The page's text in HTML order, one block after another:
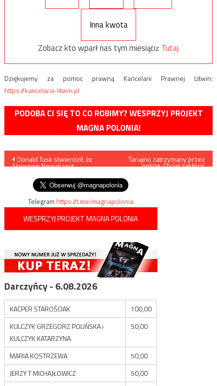
Inna kwota
Zobacz kto wparł nas tym miesiącu: Tutaj
Dziękujemy za pomoc prawną Kancelarii Prawnej Litwin:
https://kancelaria-litwin.pl
PODOBA CI SIĘ TO CO ROBIMY? WESPRZYJ PROJEKT
MAGNA POLONIA!
Nawigacja
wpisu
Donald Tusk stwierdził, że
Sławomir Nowak jest
Tanajno zatrzymany przez
policję. Chciał zakłócić
Telegramhttps://t.me/magnapolonia
WESPRZYJ PROJEKT MAGNA POLONIA
Darczyńcy - 6.08.2026
KACPER STAROŚCIAK
100,00
KULCZYK GRZEGORZ POLIŃSKA i
KULCZYK KATARZYNA
50,00
MARIA KOSTRZEWA
50,00
JERZY T MICHAJŁOWICZ
50,00